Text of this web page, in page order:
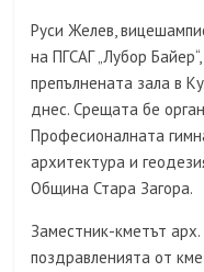
Руси Желев,
на ПГСАГ „Лубор
препълнената зала в
днес. Срещата бе
Професионалната
архитектура и
Община Стара Загора.
Заместник-кметът
поздравленията от